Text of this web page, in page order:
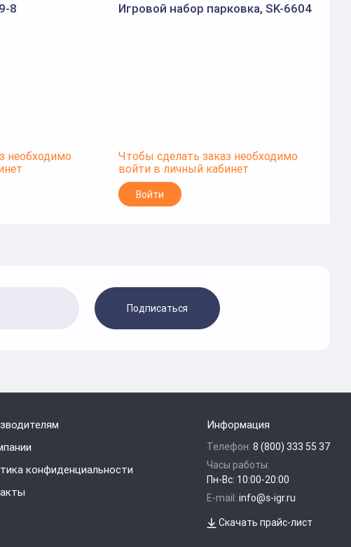
8
необходимо
Игровой набор парковка, SK-6604
Чтобы сделать заказ необходимо
войти в личный кабинет
Войти
Подписаться
конфиденциальности
Информация
Телефон: 8 (800) 333 55 37
Часы работы:
Пн-Вс: 10:00-20:00
E-mail: info@s-igr.ru
Скачать прайс-лист